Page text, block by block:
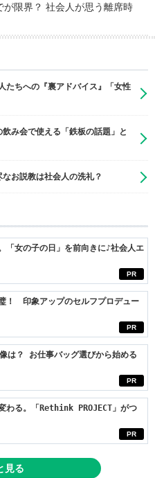
限界？ 社会人が思う離席時
たちへの『裏アドバイス』「女性
み会で使える「鉄板の話題」と
お説教は社会人の洗礼？
PR
「女の子の日」を前向きに♪社会人エ
PR
！ 印象アップのセルフプロデュー
PR
は？ お仕事バッグ選びから始める
PR
わる。「Rethink PROJECT」がつ
見る